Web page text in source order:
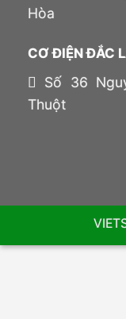
Hòa
CƠ ĐIỆN ĐẮC
Số 36
Thuột